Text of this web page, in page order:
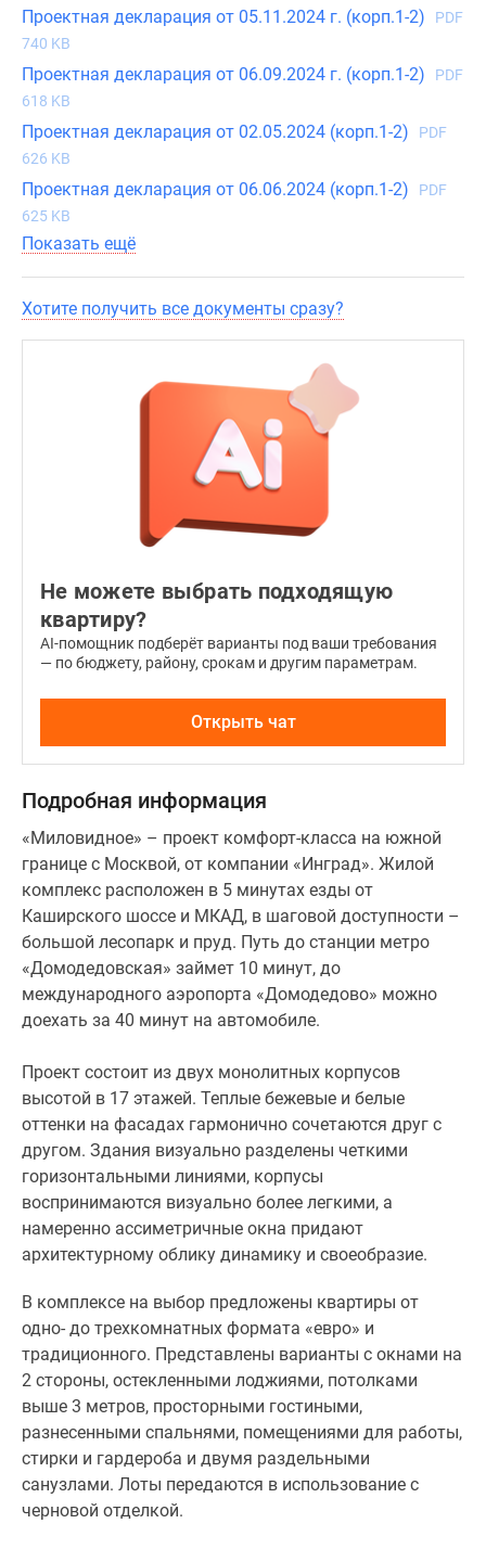
окнами
на
2
стороны,
остекленными
лоджиями,
выше
3
метров,
просторными
гостиными,
раздельными
санузлами.
Лоты
передаются
отделкой.
Проектная декларация от 05.11.2024 г. (корп.1-2)
PDF
740 KB
Проектная декларация от 06.09.2024 г. (корп.1-2)
PDF
618 KB
Проектная декларация от 02.05.2024 (корп.1-2)
PDF
626 KB
Проектная декларация от 06.06.2024 (корп.1-2)
PDF
625 KB
Показать ещё
Хотите получить все документы сразу?
Не можете выбрать подходящую
квартиру?
AI-помощник подберёт варианты под ваши требования
— по бюджету, району, срокам и другим параметрам.
Открыть чат
Подробная информация
«Миловидное» – проект комфорт-класса на южной
границе с Москвой, от компании «Инград». Жилой
комплекс расположен в 5 минутах езды от
Каширского шоссе и МКАД, в шаговой доступности –
большой лесопарк и пруд. Путь до станции метро
«Домодедовская» займет 10 минут, до
международного аэропорта «Домодедово» можно
доехать за 40 минут на автомобиле.
Проект состоит из двух монолитных корпусов
высотой в 17 этажей. Теплые бежевые и белые
оттенки на фасадах гармонично сочетаются друг с
другом. Здания визуально разделены четкими
горизонтальными линиями, корпусы
воспринимаются визуально более легкими, а
намеренно ассиметричные окна придают
архитектурному облику динамику и своеобразие.
В комплексе на выбор предложены квартиры от
одно- до трехкомнатных формата «евро» и
традиционного. Представлены варианты с окнами на
2 стороны, остекленными лоджиями, потолками
выше 3 метров, просторными гостиными,
разнесенными спальнями, помещениями для работы,
стирки и гардероба и двумя раздельными
санузлами. Лоты передаются в использование с
черновой отделкой.